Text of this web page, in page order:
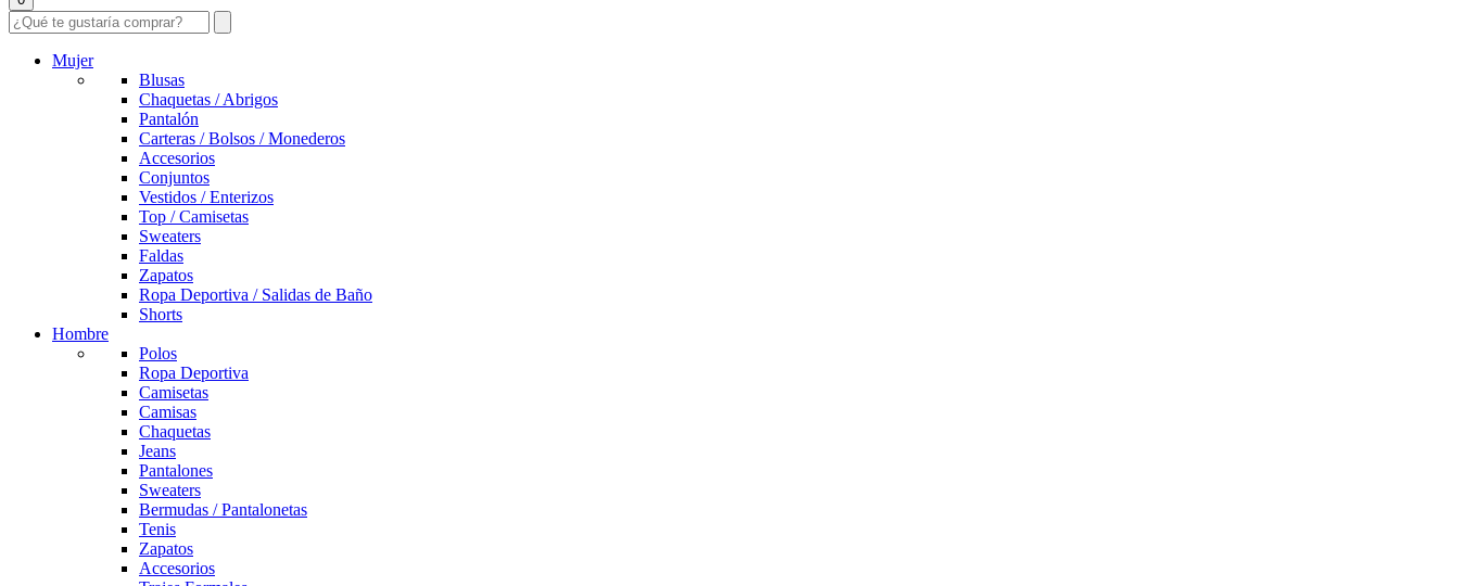
Mujer
Blusas
Chaquetas / Abrigos
Pantalón
Carteras / Bolsos / Monederos
Accesorios
Conjuntos
Vestidos / Enterizos
Top / Camisetas
Sweaters
Faldas
Zapatos
Ropa Deportiva / Salidas de Baño
Shorts
Hombre
Polos
Ropa Deportiva
Camisetas
Camisas
Chaquetas
Jeans
Pantalones
Sweaters
Bermudas / Pantalonetas
Tenis
Zapatos
Accesorios